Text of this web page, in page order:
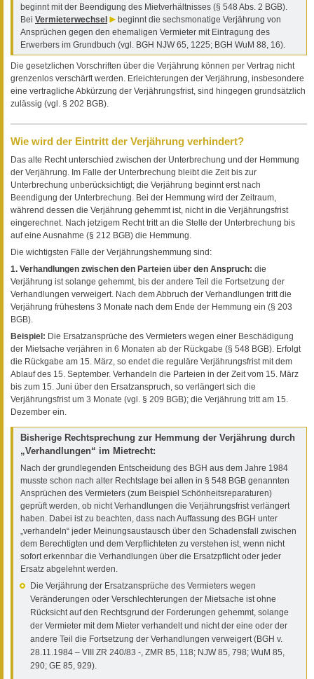
beginnt mit der Beendigung des Mietverhältnisses (§ 548 Abs. 2 BGB).
Bei Vermieterwechsel
beginnt die sechsmonatige Verjährung von
Ansprüchen gegen den ehemaligen Vermieter mit Eintragung des
Erwerbers im Grundbuch (vgl. BGH NJW 65, 1225; BGH WuM 88, 16).
Die gesetzlichen Vorschriften über die Verjährung können per Vertrag nicht
grenzenlos verschärft werden. Erleichterungen der Verjährung, insbesondere
eine vertragliche Abkürzung der Verjährungsfrist, sind hingegen grundsätzlich
zulässig (vgl. § 202 BGB).
Wie wird der Eintritt der Verjährung verhindert?
Das alte Recht unterschied zwischen der Unterbrechung und der Hemmung
der Verjährung. Im Falle der Unterbrechung bleibt die Zeit bis zur
Unterbrechung unberücksichtigt; die Verjährung beginnt erst nach
Beendigung der Unterbrechung. Bei der Hemmung wird der Zeitraum,
während dessen die Verjährung gehemmt ist, nicht in die Verjährungsfrist
eingerechnet. Nach jetzigem Recht tritt an die Stelle der Unterbrechung bis
auf eine Ausnahme (§ 212 BGB) die Hemmung.
Die wichtigsten Fälle der Verjährungshemmung sind:
1. Verhandlungen zwischen den Parteien über den Anspruch: die
Verjährung ist solange gehemmt, bis der andere Teil die Fortsetzung der
Verhandlungen verweigert. Nach dem Abbruch der Verhandlungen tritt die
Verjährung frühestens 3 Monate nach dem Ende der Hemmung ein (§ 203
BGB).
Beispiel: Die Ersatzansprüche des Vermieters wegen einer Beschädigung
der Mietsache verjähren in 6 Monaten ab der Rückgabe (§ 548 BGB). Erfolgt
die Rückgabe am 15. März, so endet die reguläre Verjährungsfrist mit dem
Ablauf des 15. September. Verhandeln die Parteien in der Zeit vom 15. März
bis zum 15. Juni über den Ersatzanspruch, so verlängert sich die
Verjährungsfrist um 3 Monate (vgl. § 209 BGB); die Verjährung tritt am 15.
Dezember ein.
Bisherige Rechtsprechung zur Hemmung der Verjährung durch
„Verhandlungen“ im Mietrecht:
Nach der grundlegenden Entscheidung des BGH aus dem Jahre 1984
musste schon nach alter Rechtslage bei allen in § 548 BGB genannten
Ansprüchen des Vermieters (zum Beispiel Schönheitsreparaturen)
geprüft werden, ob nicht Verhandlungen die Verjährungsfrist verlängert
haben. Dabei ist zu beachten, dass nach Auffassung des BGH unter
„verhandeln“ jeder Meinungsaustausch über den Schadensfall zwischen
dem Berechtigten und dem Verpflichteten zu verstehen ist, wenn nicht
sofort erkennbar die Verhandlungen über die Ersatzpflicht oder jeder
Ersatz abgelehnt werden.
Die Verjährung der Ersatzansprüche des Vermieters wegen
Veränderungen oder Verschlechterungen der Mietsache ist ohne
Rücksicht auf den Rechtsgrund der Forderungen gehemmt, solange
der Vermieter mit dem Mieter verhandelt und nicht der eine oder der
andere Teil die Fortsetzung der Verhandlungen verweigert (BGH v.
28.11.1984 – VIII ZR 240/83 -, ZMR 85, 118; NJW 85, 798; WuM 85,
290; GE 85, 929).